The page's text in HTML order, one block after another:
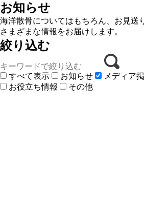
お知らせ
海洋散骨についてはもちろん、お見送
さまざまな情報をお届けします。
絞り込む
すべて表示 お知らせ メディア
お役立ち情報
その他